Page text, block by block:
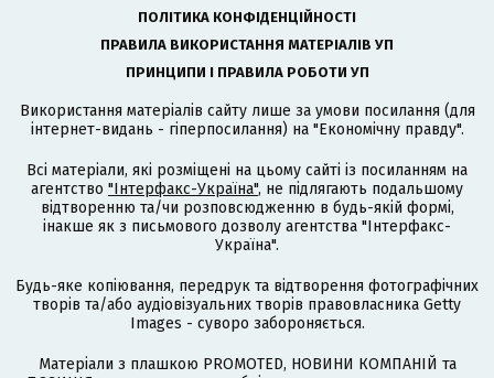
ПОЛІТИКА КОНФІДЕНЦІЙНОСТІ
ПРАВИЛА ВИКОРИСТАННЯ МАТЕРІАЛІВ УП
ПРИНЦИПИ І ПРАВИЛА РОБОТИ УП
Використання матеріалів сайту лише за умови посилання (для
інтернет-видань - гіперпосилання) на "Економічну правду".
Всі матеріали, які розміщені на цьому сайті із посиланням на
агентство "Інтерфакс-Україна", не підлягають подальшому
відтворенню та/чи розповсюдженню в будь-якій формі,
інакше як з письмового дозволу агентства "Інтерфакс-
Україна".
Будь-яке копіювання, передрук та відтворення фотографічних
творів та/або аудіовізуальних творів правовласника Getty
Images - суворо забороняється.
Матеріали з плашкою PROMOTED, НОВИНИ КОМПАНІЙ та